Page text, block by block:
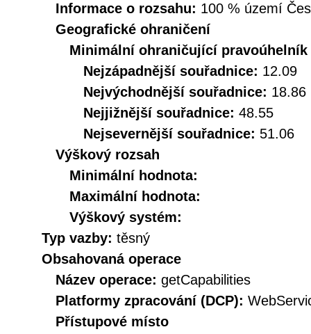
Informace o rozsahu: 100 % území
Geografické ohraničení
Minimální ohraničující pravoúhelník
Nejzápadnější souřadnice: 12.09
Nejvýchodnější souřadnice: 18.86
Nejjižnější souřadnice: 48.55
Nejsevernější souřadnice: 51.06
Výškový rozsah
Minimální hodnota:
Maximální hodnota:
Výškový systém:
Typ vazby: těsný
Obsahovaná operace
Název operace: getCapabilities
Platformy zpracování (DCP):
Přístupové místo